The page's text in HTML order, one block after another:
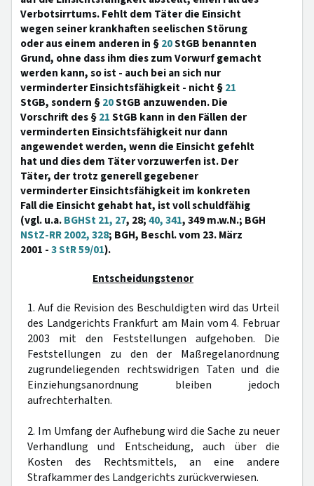
Verbotsirrtums. Fehlt dem Täter die Einsicht
wegen seiner krankhaften seelischen Störung
oder aus einem anderen in §20StGB benannten
Grund, ohne dass ihm dies zum Vorwurf gemacht
werden kann, so ist - auch bei an sich nur
verminderter Einsichtsfähigkeit - nicht §21
StGB, sondern §20StGB anzuwenden. Die
Vorschrift des §21StGB kann in den Fällen der
verminderten Einsichtsfähigkeit nur dann
angewendet werden, wenn die Einsicht gefehlt
hat und dies dem Täter vorzuwerfen ist. Der
Täter, der trotz generell gegebener
verminderter Einsichtsfähigkeit im konkreten
Fall die Einsicht gehabt hat, ist voll schuldfähig
(vgl. u.a.BGHSt 21, 27, 28;40, 341, 349 m.w.N.; BGH
NStZ-RR 2002, 328; BGH, Beschl. vom 23. März
2001 -3 StR 59/01).
Entscheidungstenor
1. Auf die Revision des Beschuldigten wird das Urteil
des Landgerichts Frankfurt am Main vom 4. Februar
2003 mit den Feststellungen aufgehoben. Die
Feststellungen zu den der Maßregelanordnung
zugrundeliegenden rechtswidrigen Taten und die
Einziehungsanordnung bleiben jedoch
aufrechterhalten.
2. Im Umfang der Aufhebung wird die Sache zu neuer
Verhandlung und Entscheidung, auch über die
Kosten des Rechtsmittels, an eine andere
Strafkammer des Landgerichts zurückverwiesen.